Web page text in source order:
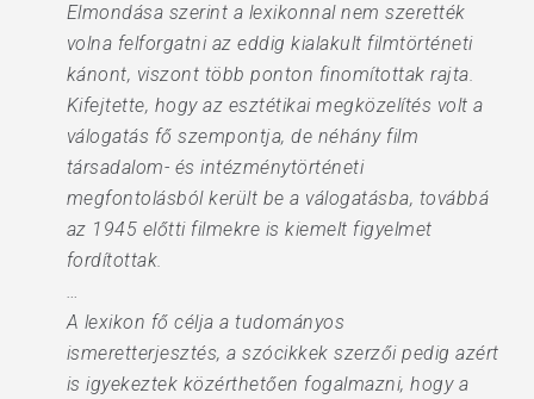
Elmondása szerint a lexikonnal nem szerették
volna felforgatni az eddig kialakult filmtörténeti
kánont, viszont több ponton finomítottak rajta.
Kifejtette, hogy az esztétikai megközelítés volt a
válogatás fő szempontja, de néhány film
társadalom- és intézménytörténeti
megfontolásból került be a válogatásba, továbbá
az 1945 előtti filmekre is kiemelt figyelmet
fordítottak.
…
A lexikon fő célja a tudományos
ismeretterjesztés, a szócikkek szerzői pedig azért
is igyekeztek közérthetően fogalmazni, hogy a